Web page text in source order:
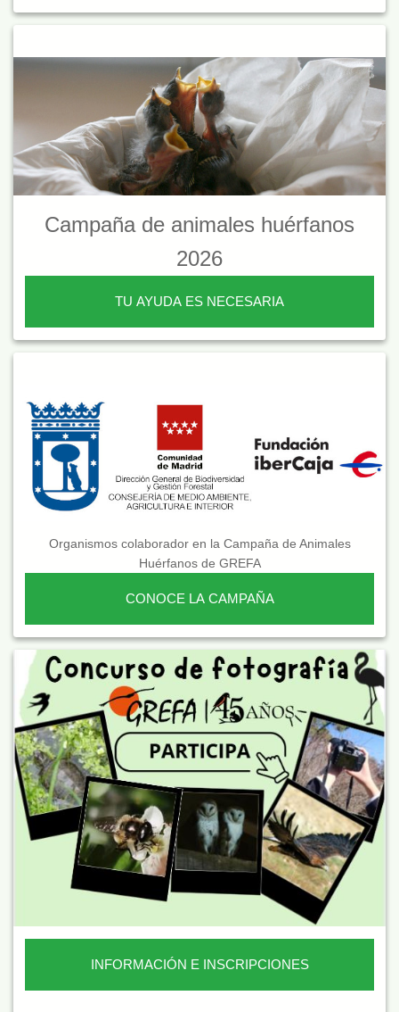
Campaña de animales huérfanos
2026
TU AYUDA ES NECESARIA
Organismos colaborador en la Campaña de Animales
Huérfanos de GREFA
CONOCE LA CAMPAÑA
INFORMACIÓN E INSCRIPCIONES